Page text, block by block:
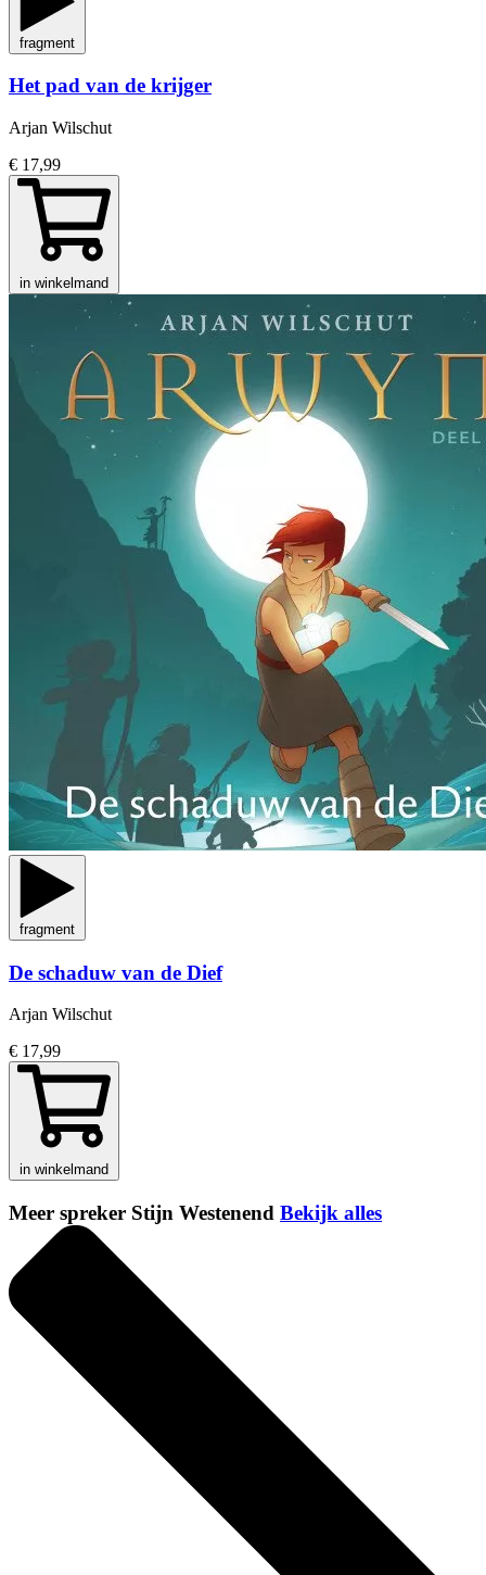
fragment
Het pad van de krijger
Arjan Wilschut
€ 17,99
in winkelmand
fragment
De schaduw van de Dief
Arjan Wilschut
€ 17,99
in winkelmand
Meer spreker Stijn Westenend Bekijk alles